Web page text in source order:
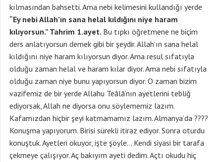
kılmasından bahsetti. Ama nebi kelimesini kullandığı yerde
“Ey nebi Allah’ın sana helal kıldığını niye haram
kılıyorsun.” Tahrim 1.ayet. Bu tıpkı öğretmene ne biçim
ders anlatıyorsun demek gibi bir şeydir. Allah’ın sana helal
kıldığını niye haram kılıyorsun diyor. Ama resul sıfatıyla
olduğu zaman helal ve haram kılar diyor. Ama nebi sıfatıyla
olduğu zaman niye bunu yapıyorsun diyor. O zaman bizim
vazifemiz de bir yerde Allahu Teâlâ’nın ayetlerini tebliğ
ediyorsak, Allah ne diyorsa onu söylememiz lazım.
Kafamızdan hiçbir şeyi katmamamız lazım. Almanya’da ????
Konuşma yapıyorum. Birisi sürekli itiraz ediyor. Sonra oturdu
konuştuk. Ayetleri okuyor, işte şöyle… Kendi siyasi bir tarafa
çekmeye çalışıyor. Aç bakıyım ayeti dedim. Açtı okudu hiç